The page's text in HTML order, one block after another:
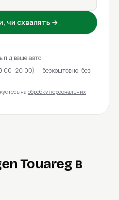
чи схвалять →
під ваше авто
— безкоштовно, без
на обробку персональних
Touareg в